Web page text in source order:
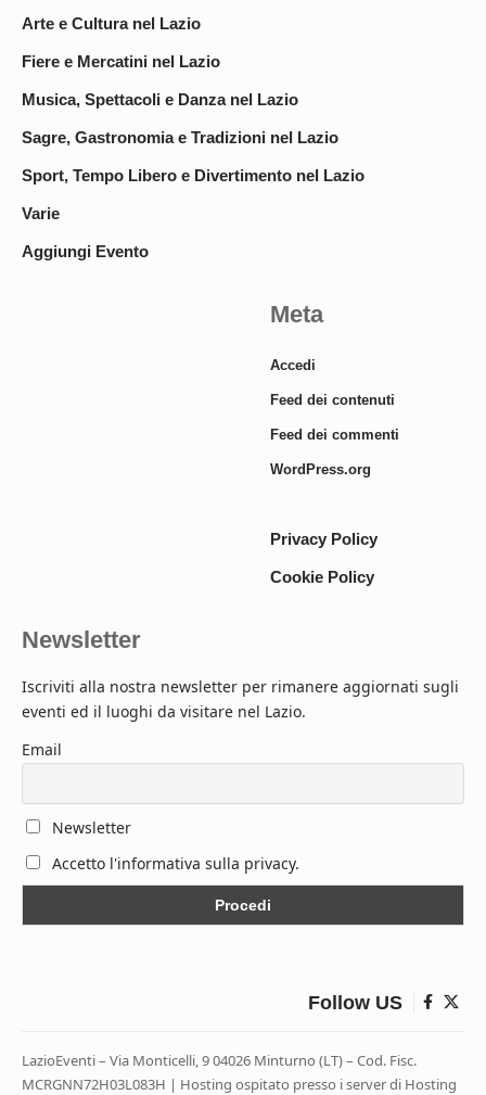
Arte e Cultura nel Lazio
Fiere e Mercatini nel Lazio
Musica, Spettacoli e Danza nel Lazio
Sagre, Gastronomia e Tradizioni nel Lazio
Sport, Tempo Libero e Divertimento nel Lazio
Varie
Aggiungi Evento
Meta
Accedi
Feed dei contenuti
Feed dei commenti
WordPress.org
Privacy Policy
Cookie Policy
Newsletter
Iscriviti alla nostra newsletter per rimanere aggiornati sugli
eventi ed il luoghi da visitare nel Lazio.
Email
Newsletter
Accetto l'informativa sulla privacy.
Follow US
LazioEventi – Via Monticelli, 9 04026 Minturno (LT) – Cod. Fisc.
MCRGNN72H03L083H | Hosting ospitato presso i server di Hosting